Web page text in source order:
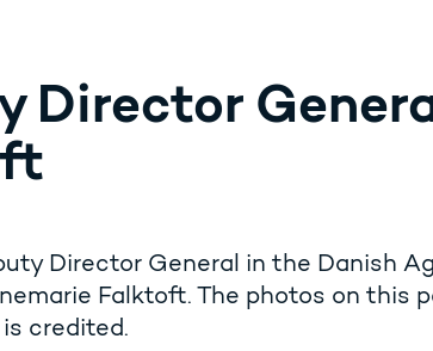
Director
Director General in the Danish
Falktoft. The photos on this
credited.